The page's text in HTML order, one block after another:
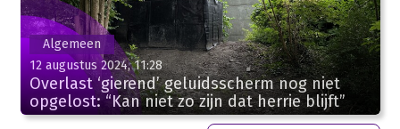
Algemeen
12 augustus 2024, 11:28
Overlast ‘gierend’ geluidsscherm nog niet
opgelost: “Kan niet zo zijn dat herrie blijft”